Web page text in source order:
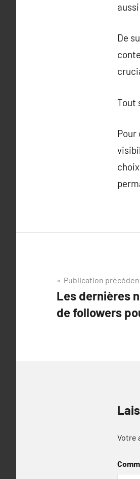
De
Tout
Pour
Navigation
de
l’article
Publication
Les dernières
de followers
Votre